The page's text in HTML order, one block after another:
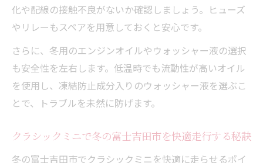
化や配線の接触不良がないか確認しましょう。ヒューズ
やリレーもスペアを用意しておくと安心です。
さらに、冬用のエンジンオイルやウォッシャー液の選択
も安全性を左右します。低温時でも流動性が高いオイル
を使用し、凍結防止成分入りのウォッシャー液を選ぶこ
とで、トラブルを未然に防げます。
クラシックミニで冬の富士吉田市を快適走行する秘訣
冬の富士吉田市でクラシックミニを快適に走らせるポイ